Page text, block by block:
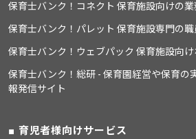
保育士バンク！コネクト 保育施設向けの
保育士バンク！パレット 保育施設専門の
保育士バンク！ウェブパック 保育施設向
保育士バンク！総研 - 保育園経営や保育の
報発信サイト
育児者様向けサービス